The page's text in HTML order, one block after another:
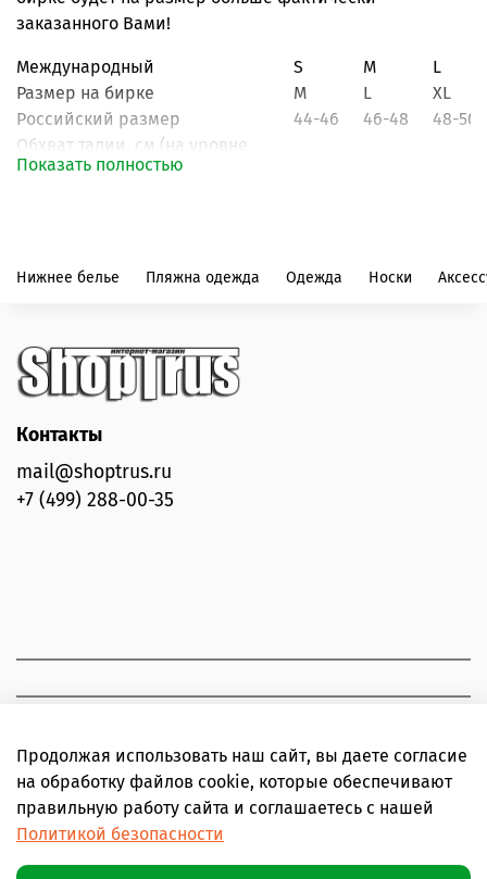
заказанного Вами!
Международный S M
L
Размер на бирке
M L
XL
Российский размер
44-46 46-48
48-50
Обхват талии, см (на уровне
резинки трусов)
Показать полностью
Нижнее белье Пляжна одежда Одежда Носки
Контакты
mail@shoptrus.ru
+7 (499) 288-00-35
Продолжая использовать наш сайт, вы даете согласие
на обработку файлов cookie, которые обеспечивают
правильную работу сайта и соглашаетесь с нашей
Политикой безопасности